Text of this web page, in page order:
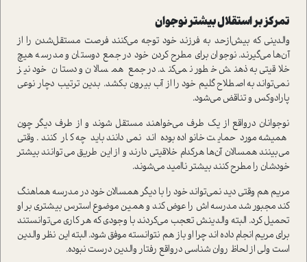
تمركز بر استقلال بيشتر نوجوان
والديني كه بيش‌ازحد به فرزند خود توجه مي‌كنند فرصت مستقل‌شدن را از
آن‌ها مي‌گيرند. نوجوان براي مطرح كردن خود در جمع دوستان و مدرسه هيچ
خلاقيتي به ذهنش خطور نمي‌كند. در جمع همسالان و دستان خود نيز
نمي‌تواند به اصطلاح گليم خود را از آب بيرون بكشد. بدين ترتيب دچار نوعي
پارادوكس و تناقض مي‌شود.
نوجوانان درواقع از يك طرف مي‌خواهند مستقل شوند و از طرف ديگر چون
هميشه مورد حمايت خانواده بوده اند نمي‌دانند بايد چه كار كنند. وقتي
مي‌بينند همسالان آن‌ها هركدام خلاقيتي دارند و از اين طريق مي‌توانند بيشتر
خودشان را مطرح كنند بيشتر نااميد مي‌شوند.
مريم هم وقتي ديد نمي‌تواند خود را با ديگر همسالان خود در مدرسه هماهنگ
كند مجبور شد مدرسه اش را عوض كند و همين موضوع استرس بيشتري بر او
تحميل كرد. البته والدينش تعجب مي‌كردند با وجودي كه هر كاري مي‌توانستند
براي مريم انجام داده اند چرا او باز هم نتوانسته موفق شود. البته اين نظر والدين
است ولي از لحاظ روان شناسي درواقع رفتار والدين درست نبوده.